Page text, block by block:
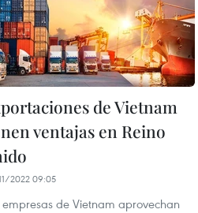
de Vietnam
ventajas en Reino
2022 09:05
empresas de Vietnam aprovechan